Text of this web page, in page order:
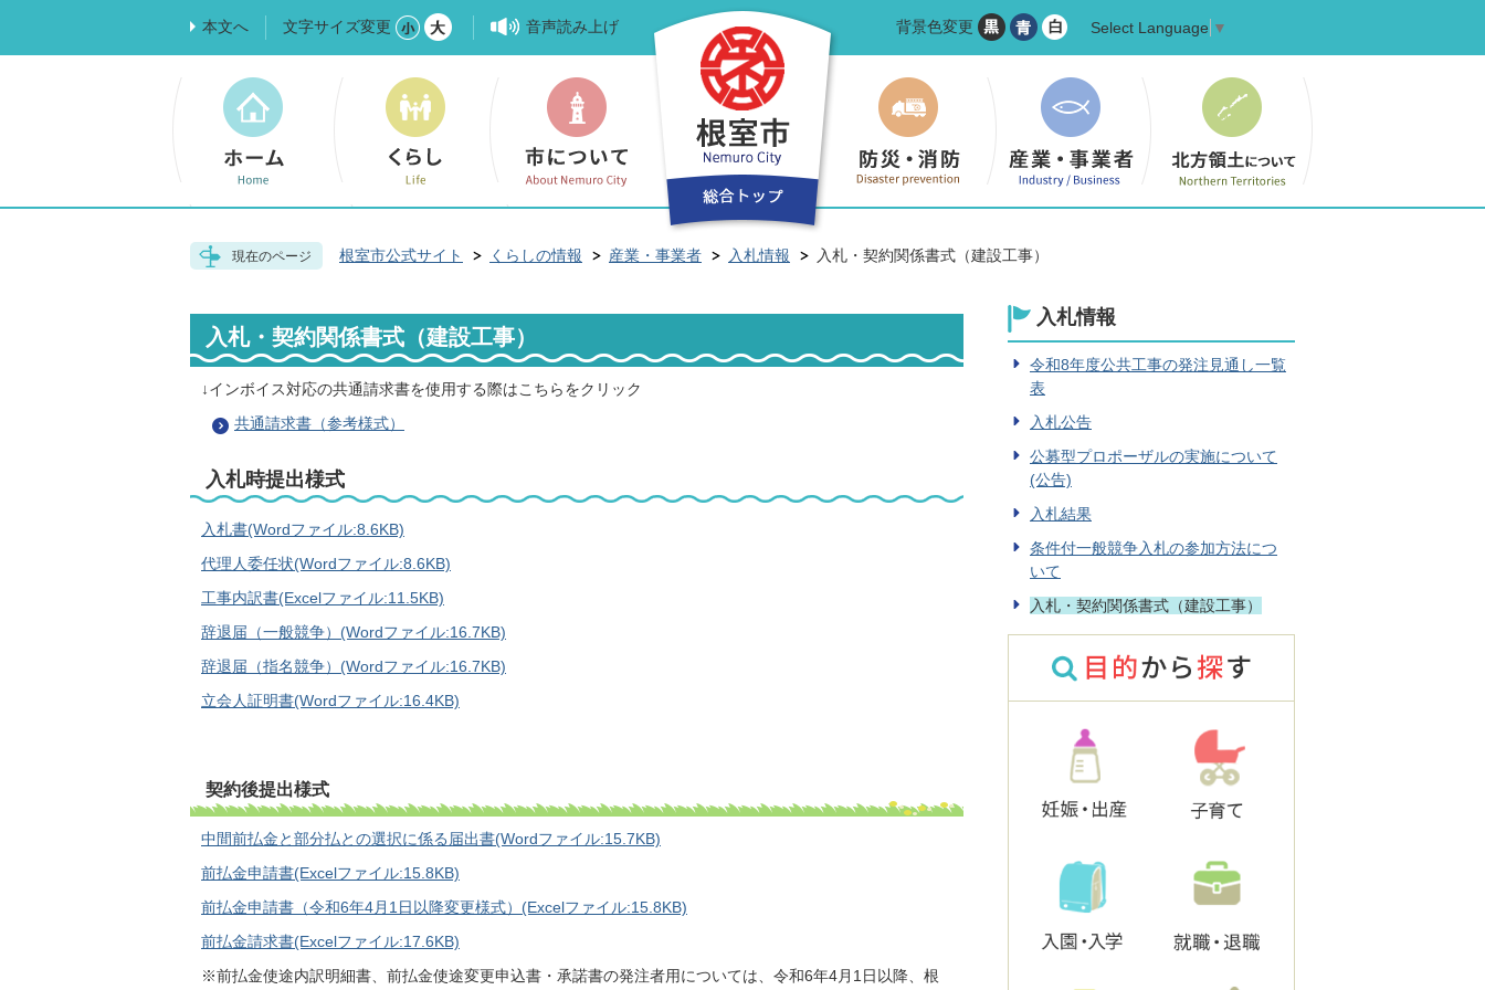
本文へ 文字サイズ変更 音声読み上げ 背景色変更 Select Language ▼
現在のページ 根室市公式サイト くらしの情報 産業・事業者 入札情報 入札・契約関係書式（建設工事）
入札・契約関係書式（建設工事）
↓インボイス対応の共通請求書を使用する際はこちらをクリック
共通請求書（参考様式）
入札時提出様式
入札書(Wordファイル:8.6KB)
代理人委任状(Wordファイル:8.6KB)
工事内訳書(Excelファイル:11.5KB)
辞退届（一般競争）(Wordファイル:16.7KB)
辞退届（指名競争）(Wordファイル:16.7KB)
立会人証明書(Wordファイル:16.4KB)
契約後提出様式
中間前払金と部分払との選択に係る届出書(Wordファイル:15.7KB)
前払金申請書(Excelファイル:15.8KB)
前払金申請書（令和6年4月1日以降変更様式）(Excelファイル:15.8KB)
前払金請求書(Excelファイル:17.6KB)
※前払金使途内訳明細書、前払金使途変更申込書・承諾書の発注者用については、令和6年4月1日以降、根
入札情報
令和8年度公共工事の発注見通し一覧
表
入札公告
公募型プロポーザルの実施について
(公告)
入札結果
条件付一般競争入札の参加方法につ
いて
入札・契約関係書式（建設工事）